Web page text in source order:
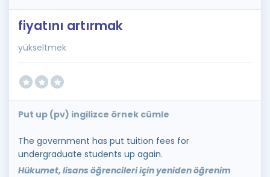
fiyatını artırmak
yükseltmek
Put up (pv) ingilizce örnek cümle
The government has put tuition fees for
undergraduate students up again.
Hükumet, lisans öğrencileri için yeniden öğrenim